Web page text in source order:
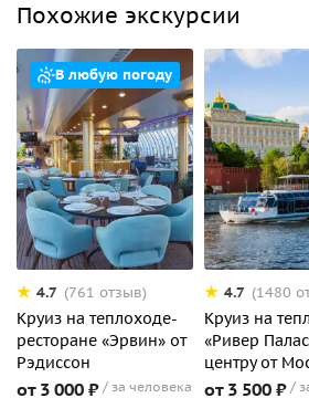
Похожие экскурсии
В любую погоду
4.7 (761 отзыв)
Круиз на теплоходе-
ресторане «Эрвин» от
Рэдиссон
от 3 000 ₽ за человека
4.7 (1480
Круиз на
«Ривер
центру от
от 3 500 ₽